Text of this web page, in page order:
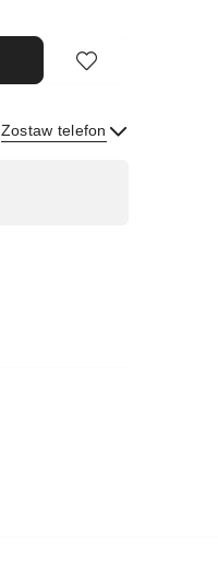
Zostaw telefon